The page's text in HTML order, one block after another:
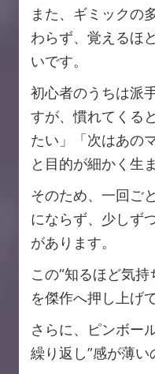
また、ギミックの
わらず、覚えるほ
いです。
初心者のうちは派
すが、慣れてくる
たい」「次はあの
と目的が細かく生
そのため、一回ご
にならず、少しず
があります。
この“知るほど気
を傑作へ押し上げ
さらに、ピンボー
繰り返し”感が薄い